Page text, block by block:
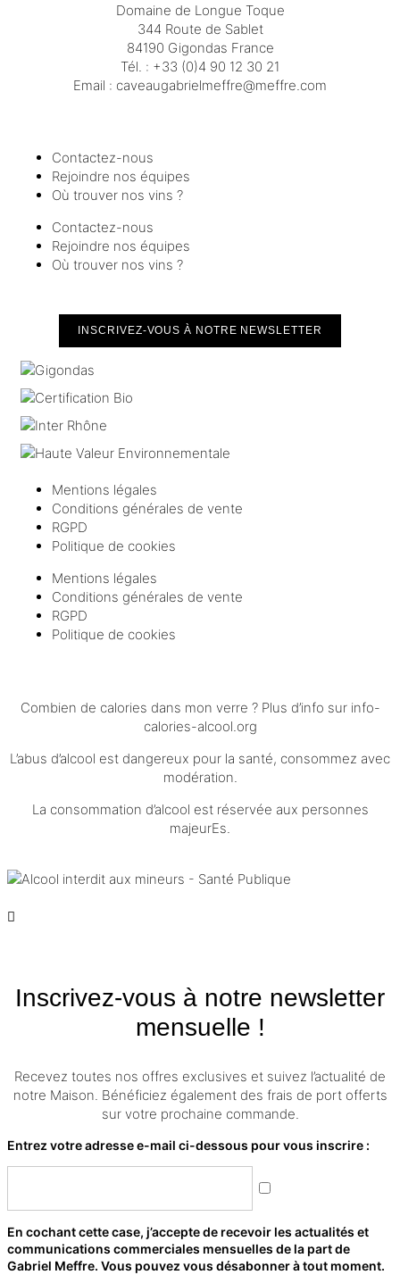
Domaine de Longue Toque
344 Route de Sablet
84190 Gigondas France
Tél. : +33 (0)4 90 12 30 21
Email : moc.erffem@erffemleirbaguaevac
Contactez-nous
Rejoindre nos équipes
Où trouver nos vins ?
Contactez-nous
Rejoindre nos équipes
Où trouver nos vins ?
INSCRIVEZ-VOUS À NOTRE NEWSLETTER
Mentions légales
Conditions générales de vente
RGPD
Politique de cookies
Mentions légales
Conditions générales de vente
RGPD
Politique de cookies
Combien de calories dans mon verre ? Plus d’info sur info-
calories-alcool.org
L’abus d’alcool est dangereux pour la santé, consommez avec
modération.
La consommation d’alcool est réservée aux personnes
majeurEs.
Inscrivez-vous à notre newsletter
mensuelle !
Recevez toutes nos offres exclusives et suivez l’actualité de
notre Maison. Bénéficiez également des frais de port offerts
sur votre prochaine commande.
Entrez votre adresse e-mail ci-dessous pour vous inscrire :
En cochant cette case, j’accepte de recevoir les actualités et
communications commerciales mensuelles de la part de
Gabriel Meffre. Vous pouvez vous désabonner à tout moment.